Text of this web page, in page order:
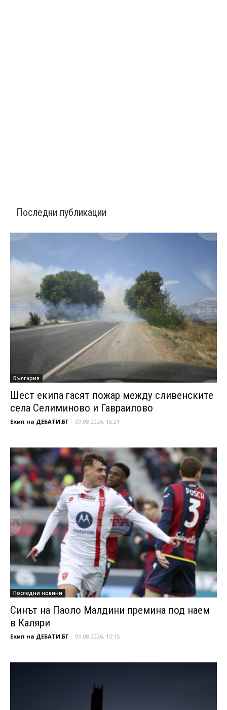
Последни публикации
България
Шест екипа гасят пожар между сливенските
села Селиминово и Гавраилово
Екип на ДЕБАТИ.БГ - 09.08.2026, 15:21
Последни новини
Синът на Паоло Малдини премина под наем
в Каляри
Екип на ДЕБАТИ.БГ - 09.08.2026, 15:15